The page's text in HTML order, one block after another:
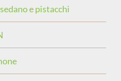
e pistacchi